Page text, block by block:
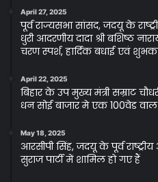
April 27, 2025
पूर्व राज्यसभा सांसद, जदयू के
धुरी आदरणीय दादा श्री बशिष्ठ
चरण स्पर्श, हार्दिक बधाई एवं
April 22, 2025
बिहार के उप मुख्य मंत्री सम्राट
धन सोई बाजार मे एक 100वेड
May 18, 2025
आरसीपी सिंह, जदयू के पूर्व
सुराज पार्टी में शामिल हो गए हैं